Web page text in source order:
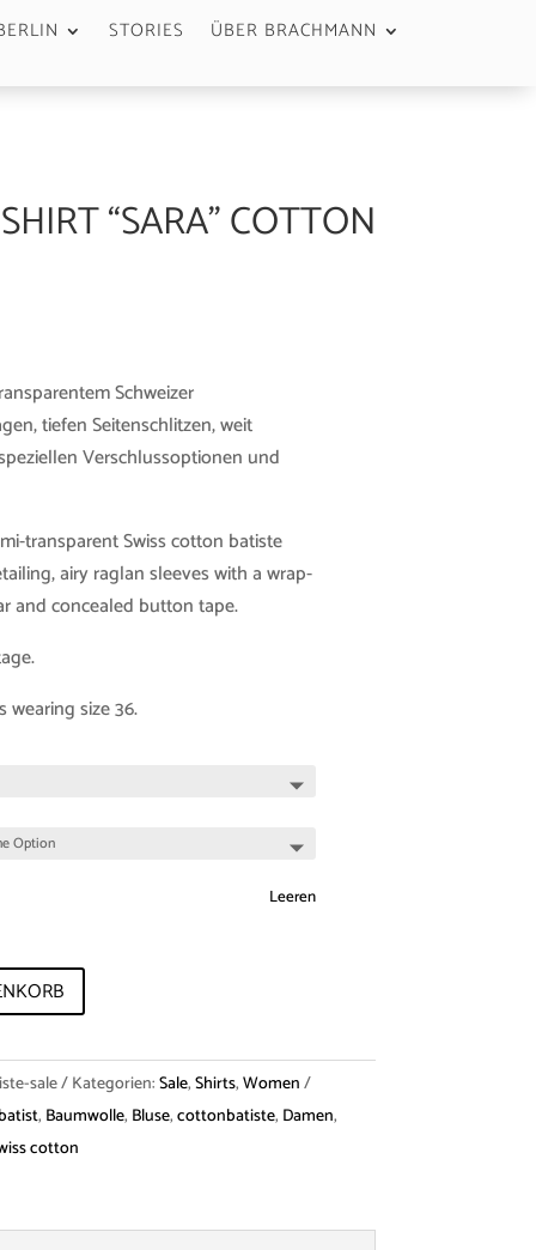
STORIES ÜBER BRACHMANN
“SARA” COTTON
Schweizer
tiefen Seitenschlitzen, weit
Verschlussoptionen und
transparent Swiss cotton batiste
airy raglan sleeves with a wrap-
and concealed button tape.
wearing size 36.
Leeren
sale Kategorien:Sale,Shirts,Women
, Baumwolle, Bluse,cottonbatiste, Damen,
cotton